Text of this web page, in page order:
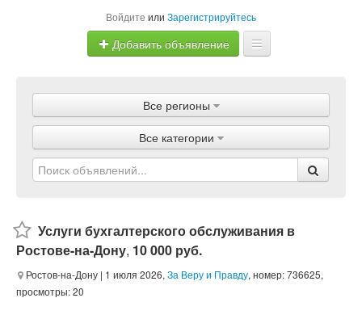
Войдите или Зарегистрируйтесь
Добавить объявление
Объявления
Магазины
Услуги
Все регионы
Все категории
Услуги бухгалтерского обслуживания в
Ростове-на-Дону, 10 000 руб.
Ростов-на-Дону | 1 июля 2026, За Веру и Правду, номер: 736625,
просмотры: 20